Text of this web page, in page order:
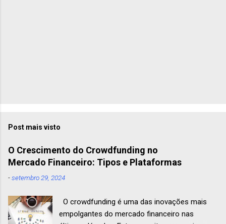
Post mais visto
O Crescimento do Crowdfunding no
Mercado Financeiro: Tipos e Plataformas
-setembro 29, 2024
O crowdfunding é uma das inovações mais
empolgantes do mercado financeiro nas